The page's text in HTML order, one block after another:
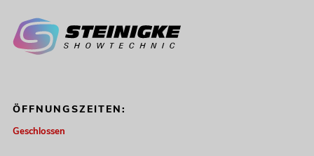
ÖFFNUNGSZEITEN:
Geschlossen